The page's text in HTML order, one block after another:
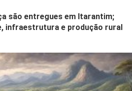
são entregues em Itarantim;
infraestrutura e produção rural